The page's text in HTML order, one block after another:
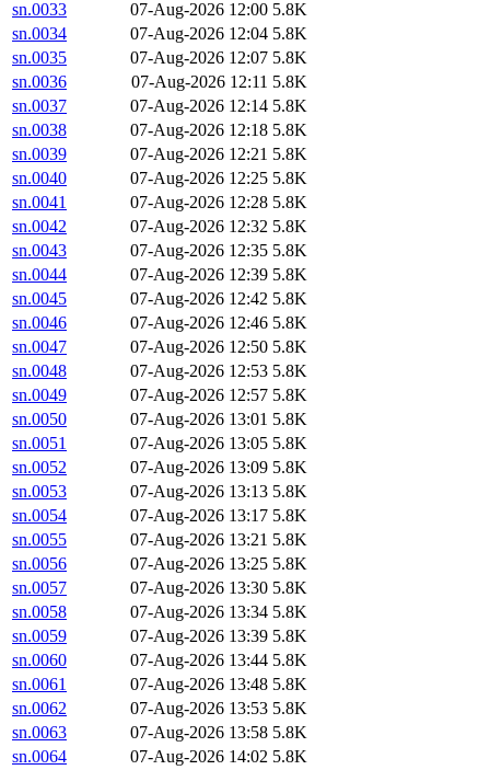
sn.0033
07-Aug-2026 12:00 5.8K
sn.0034
07-Aug-2026 12:04 5.8K
sn.0035
07-Aug-2026 12:07 5.8K
sn.0036
07-Aug-2026 12:11 5.8K
sn.0037
07-Aug-2026 12:14 5.8K
sn.0038
07-Aug-2026 12:18 5.8K
sn.0039
07-Aug-2026 12:21 5.8K
sn.0040
07-Aug-2026 12:25 5.8K
sn.0041
07-Aug-2026 12:28 5.8K
sn.0042
07-Aug-2026 12:32 5.8K
sn.0043
07-Aug-2026 12:35 5.8K
sn.0044
07-Aug-2026 12:39 5.8K
sn.0045
07-Aug-2026 12:42 5.8K
sn.0046
07-Aug-2026 12:46 5.8K
sn.0047
07-Aug-2026 12:50 5.8K
sn.0048
07-Aug-2026 12:53 5.8K
sn.0049
07-Aug-2026 12:57 5.8K
sn.0050
07-Aug-2026 13:01 5.8K
sn.0051
07-Aug-2026 13:05 5.8K
sn.0052
07-Aug-2026 13:09 5.8K
sn.0053
07-Aug-2026 13:13 5.8K
sn.0054
07-Aug-2026 13:17 5.8K
sn.0055
07-Aug-2026 13:21 5.8K
sn.0056
07-Aug-2026 13:25 5.8K
sn.0057
07-Aug-2026 13:30 5.8K
sn.0058
07-Aug-2026 13:34 5.8K
sn.0059
07-Aug-2026 13:39 5.8K
sn.0060
07-Aug-2026 13:44 5.8K
sn.0061
07-Aug-2026 13:48 5.8K
sn.0062
07-Aug-2026 13:53 5.8K
sn.0063
07-Aug-2026 13:58 5.8K
sn.0064
07-Aug-2026 14:02 5.8K